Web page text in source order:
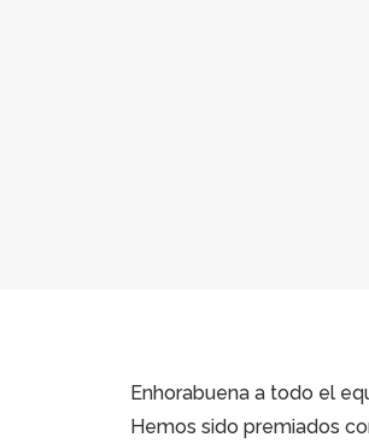
Enhorabuena a todo el
Hemos sido premiados